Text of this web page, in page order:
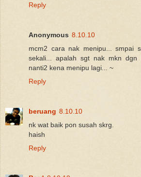
Reply
Anonymous 8.10.10
mcm2 cara nak menipu... smpai
sekali... apalah sgt nak mkn dgn
nanti2 kena menipu lagi... ~
Reply
beruang 8.10.10
nk wat baik pon susah skrg.
haish
Reply